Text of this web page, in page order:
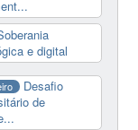
e digital
Desafio
de